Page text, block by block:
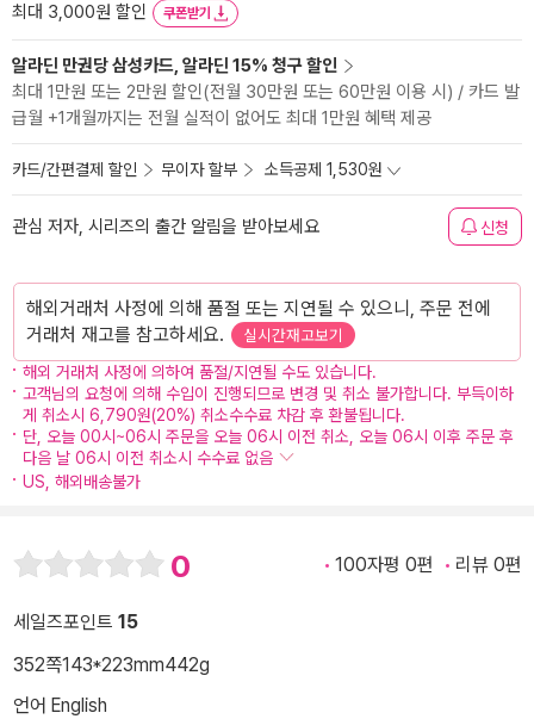
최대 3,000원 할인
쿠폰받기
알라딘 만권당 삼성카드, 알라딘 15% 청구 할인
최대 1만원 또는 2만원 할인(전월 30만원 또는 60만원 이용 시) / 카드 발
급월 +1개월까지는 전월 실적이 없어도 최대 1만원 혜택 제공
카드/간편결제 할인 무이자 할부 소득공제 1,530원
관심 저자, 시리즈의 출간 알림을 받아보세요 신청
해외거래처 사정에 의해 품절 또는 지연될 수 있으니, 주문 전에
거래처 재고를 참고하세요.
실시간재고보기
해외 거래처 사정에 의하여 품절/지연될 수도 있습니다.
고객님의 요청에 의해 수입이 진행되므로 변경 및 취소 불가합니다. 부득이하
게 취소시 6,790원(20%) 취소수수료 차감 후 환불됩니다.
단, 오늘 00시~06시 주문을 오늘 06시 이전 취소, 오늘 06시 이후 주문 후
다음 날 06시 이전 취소시 수수료 없음
US, 해외배송불가
0 100자평 0편 리뷰 0편
세일즈포인트 15
352쪽143*223mm442g
언어 English